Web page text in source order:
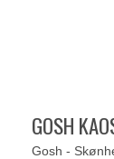
GOSH
Gosh -